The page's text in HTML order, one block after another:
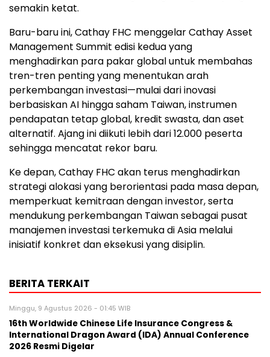
semakin ketat.
Baru-baru ini, Cathay FHC menggelar Cathay Asset
Management Summit edisi kedua yang
menghadirkan para pakar global untuk membahas
tren-tren penting yang menentukan arah
perkembangan investasi—mulai dari inovasi
berbasiskan AI hingga saham Taiwan, instrumen
pendapatan tetap global, kredit swasta, dan aset
alternatif. Ajang ini diikuti lebih dari 12.000 peserta
sehingga mencatat rekor baru.
Ke depan, Cathay FHC akan terus menghadirkan
strategi alokasi yang berorientasi pada masa depan,
memperkuat kemitraan dengan investor, serta
mendukung perkembangan Taiwan sebagai pusat
manajemen investasi terkemuka di Asia melalui
inisiatif konkret dan eksekusi yang disiplin.
BERITA TERKAIT
Minggu, 9 Agustus 2026 - 01:45 WIB
16th Worldwide Chinese Life Insurance Congress &
International Dragon Award (IDA) Annual Conference
2026 Resmi Digelar